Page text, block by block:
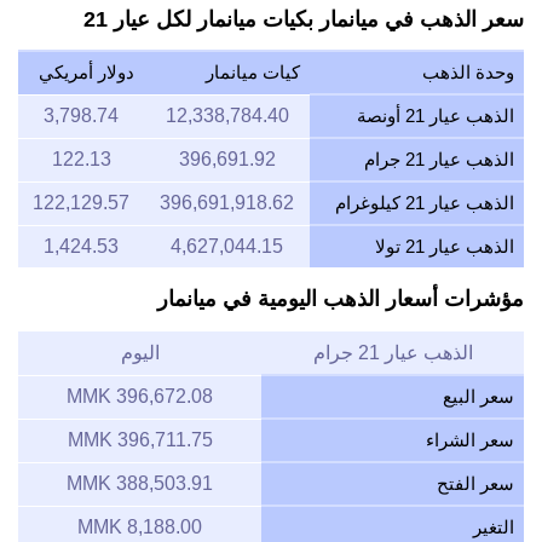
سعر الذهب في ميانمار بكيات ميانمار لكل عيار 21
وحدة الذهب كيات ميانمار دولار أمريكي
الذهب عيار 21 أونصة 12,338,784.40
3,798.74
الذهب عيار 21 جرام 396,691.92
122.13
الذهب عيار 21 كيلوغرام 396,691,918.62
122,129.57
الذهب عيار 21 تولا 4,627,044.15
1,424.53
مؤشرات أسعار الذهب اليومية في ميانمار
الذهب عيار 21 جرام اليوم
سعر البيع 396,672.08 MMK
سعر الشراء 396,711.75 MMK
سعر الفتح 388,503.91 MMK
التغير 8,188.00 MMK